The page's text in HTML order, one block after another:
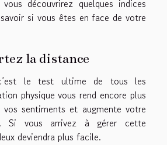
découvrirez quelques indices
si vous êtes en face de votre
la distance
le test ultime de tous les
physique vous rend encore plus
sentiments et augmente votre
Si vous arrivez à gérer cette
deviendra plus facile.